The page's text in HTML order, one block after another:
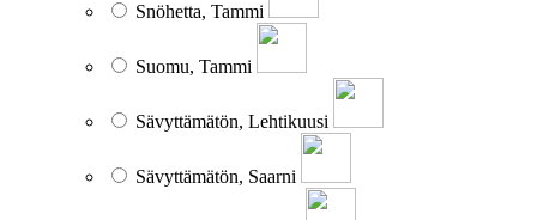
Snöhetta, Tammi
Suomu, Tammi
Sävyttämätön, Lehtikuusi
Sävyttämätön, Saarni